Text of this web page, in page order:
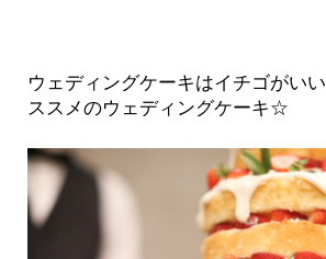
ウェディングケーキはイチゴがい
ススメのウェディングケーキ☆